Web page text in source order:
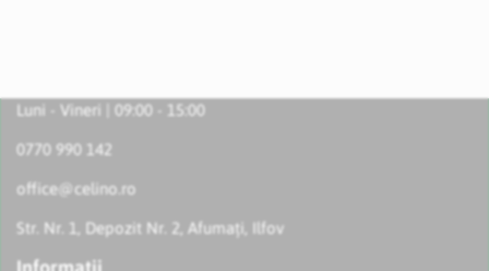
Luni - Vineri | 09:00 - 15:00
0770 990 142
office@celino.ro
Str. Nr. 1, Depozit Nr. 2, Afumați, Ilfov